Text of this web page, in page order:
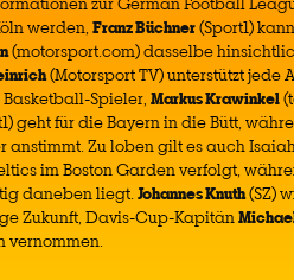
werden, Franz Büchner(Sport1)
(motorsport.com) dasselbe
(Motorsport TV) unterstützt jede
Spieler, Markus Krawinkel
geht für die Bayern in die Bütt,
anstimmt. Zu loben gilt es auch
im Boston Garden verfolgt,
daneben liegt.Johannes Knuth(SZ)
Zukunft, Davis-Cup-Kapitän
vernommen.